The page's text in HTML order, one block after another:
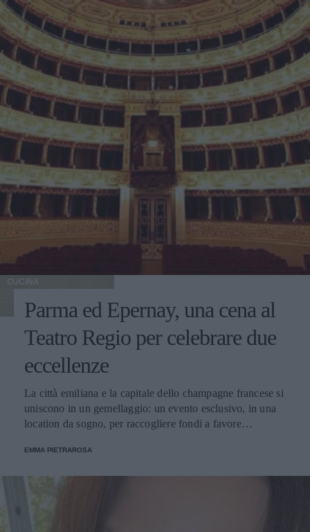
CUCINA
Parma ed Epernay, una cena al
Teatro Regio per celebrare due
eccellenze
La città emiliana e la capitale dello champagne francese si
uniscono in un gemellaggio: un evento esclusivo, in una
location da sogno, per raccogliere fondi a favore
EMMA PIETRAROSA